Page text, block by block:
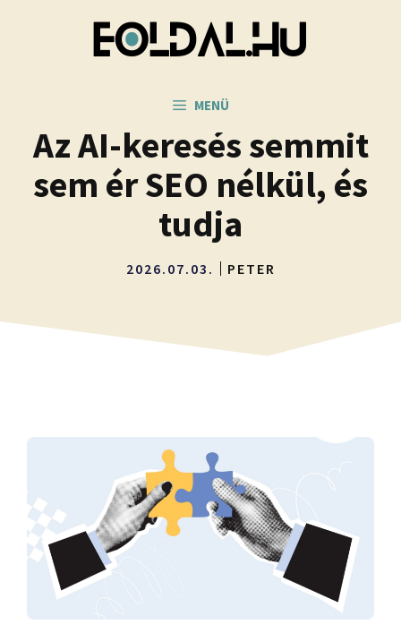
MENÜ
Az AI-keresés semmit
sem ér SEO nélkül, és
tudja
2026.07.03. PETER